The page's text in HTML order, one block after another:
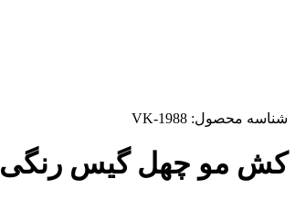
شناسه محصول: VK-1988
کش مو چهل گیس رنگی